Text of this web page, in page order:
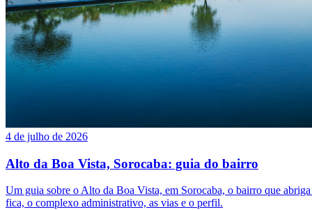
4 de julho de 2026
Alto da Boa Vista, Sorocaba: guia do bairro
Um guia sobre o Alto da Boa Vista, em Sorocaba, o bairro que
fica, o complexo administrativo, as vias e o perfil.